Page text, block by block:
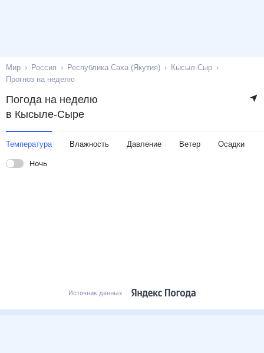
Мир Россия Республика Саха (Якутия)
Кысыл-Сыр
Прогноз на неделю
Погода на неделю
в Кысыле-Сыре
Температура Влажность Давление Ветер Осадки
Ночь
Источник данных